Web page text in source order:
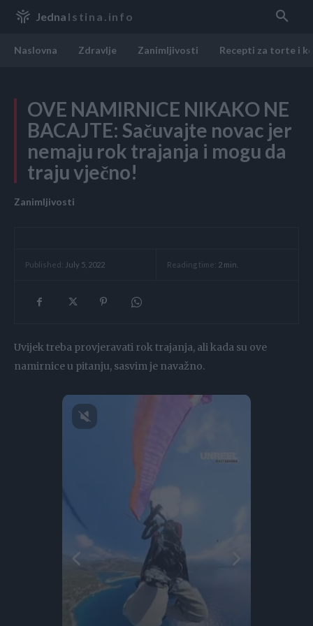
Jedna Istina.info
Naslovna Zdravlje Zanimljivosti Recepti za torte i
OVE NAMIRNICE NIKAKO NE
BACAJTE: Sačuvajte novac jer
nemaju rok trajanja i mogu da
traju vječno!
Zanimljivosti
Published: July 5, 2022 Reading time: 2 min.
Uvijek treba provjeravati rok trajanja, ali kada su ove
namirnice u pitanju, sasvim je navažno.